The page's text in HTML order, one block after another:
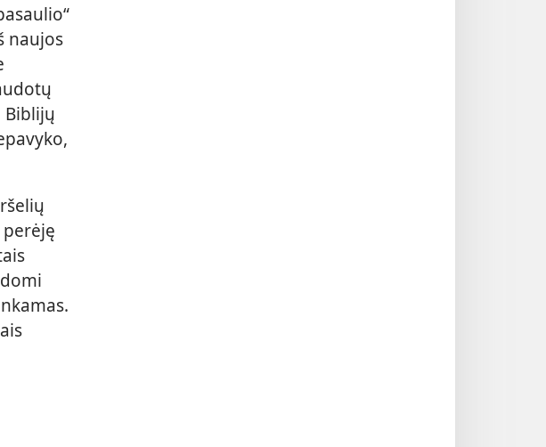
naujos